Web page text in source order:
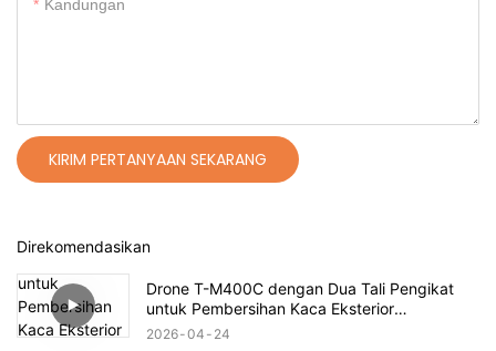
Kandungan
KIRIM PERTANYAAN SEKARANG
Direkomendasikan
Drone T-M400C dengan Dua Tali Pengikat
untuk Pembersihan Kaca Eksterior
Perumahan Kelas Atas | Jangkauan 60m
2026 04 24